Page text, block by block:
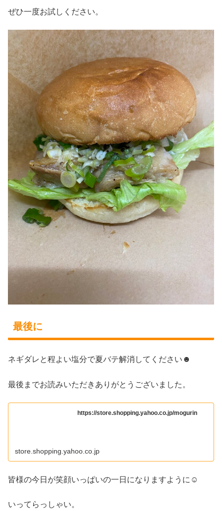
ぜひ一度お試しください。
最後に
ネギダレと程よい塩分で夏バテ解消してください☻
最後までお読みいただきありがとうございました。
https://store.shopping.yahoo.co.jp/mogurin
store.shopping.yahoo.co.jp
皆様の今日が笑顔いっぱいの一日になりますように☺
いってらっしゃい。